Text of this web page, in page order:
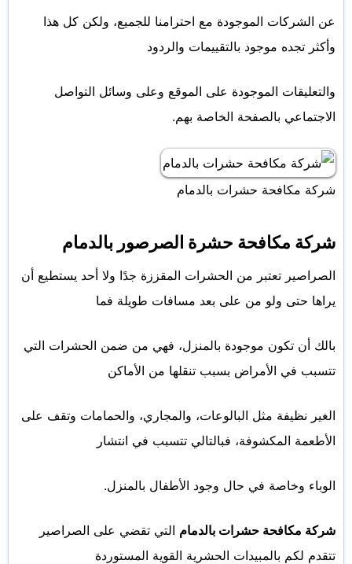
عن الشركات الموجودة مع احترامنا للجميع، ولكن كل هذا
وأكثر تجده موجود بالتقييمات والردود
والتعليقات الموجودة على الموقع وعلى وسائل التواصل
الاجتماعي بالصفحة الخاصة بهم.
شركة مكافحة حشرات بالدمام
شركة مكافحة حشرة الصرصور بالدمام
الصراصير تعتبر من الحشرات المقززة جدًا ولا أحد يستطيع أن
يراها حتى ولو من على بعد مسافات طويلة فما
بالك أن تكون موجودة بالمنزل، فهي من ضمن الحشرات التي
تتسبب في الأمراض بسبب تنقلها من الأماكن
الغير نظيفة مثل البالوعات، والمجاري، والحمامات وتقف على
الأطعمة المكشوفة، فبالتالي تتسبب في انتشار
الوباء وخاصة في حال وجود الأطفال بالمنزل.
شركة مكافحة حشرات بالدمام التي تقضي على الصراصير
تتقدم لكم بالمبيدات الحشرية القوية المستوردة